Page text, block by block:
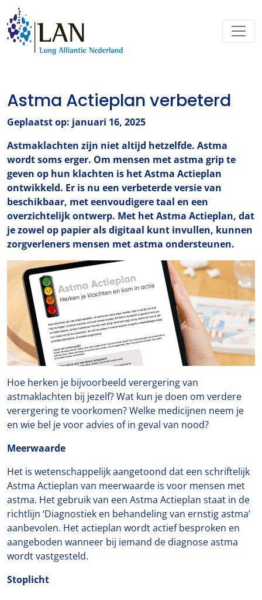
Astma Actieplan verbeterd
Geplaatst op: januari 16, 2025
Astmaklachten zijn niet altijd hetzelfde. Astma
wordt soms erger. Om mensen met astma grip te
geven op hun klachten is het Astma Actieplan
ontwikkeld. Er is nu een verbeterde versie van
beschikbaar, met eenvoudigere taal en een
overzichtelijk ontwerp. Met het Astma Actieplan, dat
je zowel op papier als digitaal kunt invullen, kunnen
zorgverleners mensen met astma ondersteunen.
Hoe herken je bijvoorbeeld verergering van
astmaklachten bij jezelf? Wat kun je doen om verdere
verergering te voorkomen? Welke medicijnen neem je
en wie bel je voor advies of in geval van nood?
Meerwaarde
Het is wetenschappelijk aangetoond dat een schriftelijk
Astma Actieplan van meerwaarde is voor mensen met
astma. Het gebruik van een Astma Actieplan staat in de
richtlijn ‘Diagnostiek en behandeling van ernstig astma’
aanbevolen. Het actieplan wordt actief besproken en
aangeboden wanneer bij iemand de diagnose astma
wordt vastgesteld.
Stoplicht